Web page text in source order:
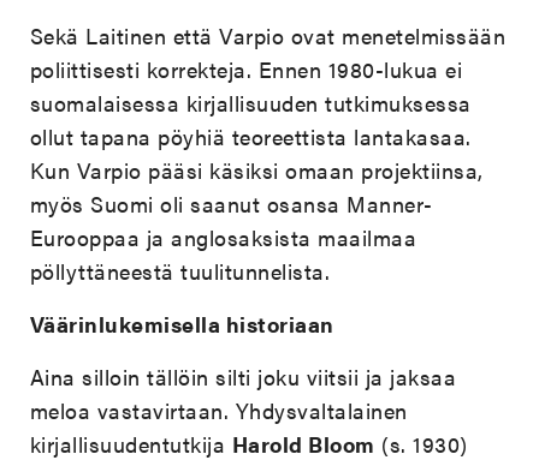
Sekä Laitinen että Varpio ovat menetelmissään
poliittisesti korrekteja. Ennen 1980-lukua ei
suomalaisessa kirjallisuuden tutkimuksessa
ollut tapana pöyhiä teoreettista lantakasaa.
Kun Varpio pääsi käsiksi omaan projektiinsa,
myös Suomi oli saanut osansa Manner-
Eurooppaa ja anglosaksista maailmaa
pöllyttäneestä tuulitunnelista.
Väärinlukemisella historiaan
Aina silloin tällöin silti joku viitsii ja jaksaa
meloa vastavirtaan. Yhdysvaltalainen
kirjallisuudentutkija Harold Bloom (s. 1930)